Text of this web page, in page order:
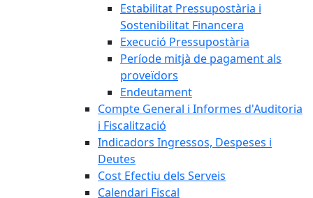
Estabilitat Pressupostària i
Sostenibilitat Financera
Execució Pressupostària
Període mitjà de pagament als
proveïdors
Endeutament
Compte General i Informes d'Auditoria
i Fiscalització
Indicadors Ingressos, Despeses i
Deutes
Cost Efectiu dels Serveis
Calendari Fiscal